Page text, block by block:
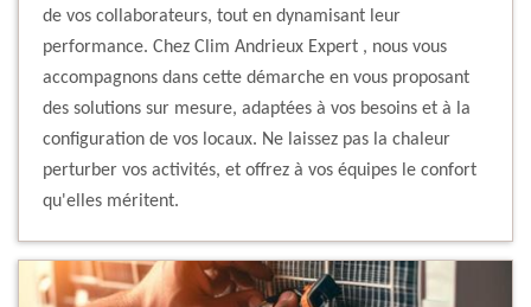
de vos collaborateurs, tout en dynamisant leur
performance. Chez Clim Andrieux Expert , nous vous
accompagnons dans cette démarche en vous proposant
des solutions sur mesure, adaptées à vos besoins et à la
configuration de vos locaux. Ne laissez pas la chaleur
perturber vos activités, et offrez à vos équipes le confort
qu'elles méritent.